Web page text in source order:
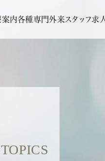
案内各種専門外来 スタッフ求